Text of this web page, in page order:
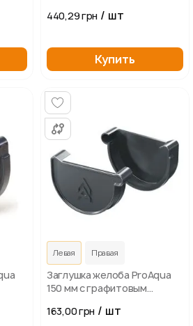
440,29 грн / шт
Купить
Левая Правая
Заглушка желоба ProAqua
150 мм с графитовым
163,00 грн / шт